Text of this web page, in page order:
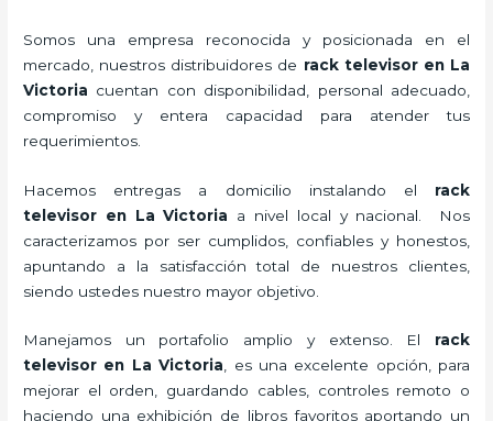
Somos una empresa reconocida y posicionada en el
mercado, nuestros distribuidores de rack televisoren La
Victoria cuentan con disponibilidad, personal adecuado,
compromiso y entera capacidad para atender tus
requerimientos.
Hacemos entregas a domicilio instalando el rack
televisor en La Victoria a nivel local y nacional.
Nos
caracterizamos por ser cumplidos, confiables y honestos,
apuntando a la satisfacción total de nuestros clientes,
siendo ustedes nuestro mayor objetivo.
Manejamos un portafolio amplio y extenso. El rack
televisor en La Victoria, es una excelente opción, para
mejorar el orden, guardando cables, controles remoto o
haciendo una exhibición de libros favoritos aportando un